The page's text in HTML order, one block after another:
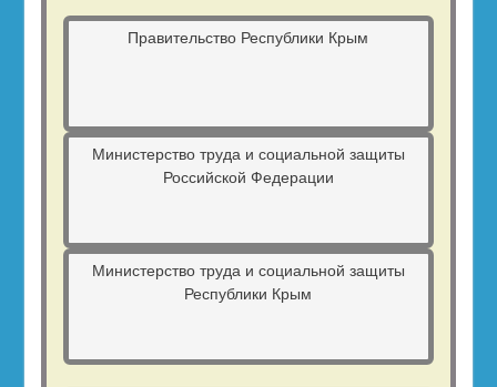
Правительство Республики Крым
Министерство труда и социальной защиты
Российской Федерации
Министерство труда и социальной защиты
Республики Крым